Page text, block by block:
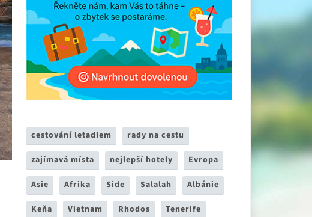
cestování letadlem rady na cestu
zajímavá místa nejlepší hotely Evropa
Asie Afrika Side Salalah Albánie
Keňa Vietnam Rhodos Tenerife